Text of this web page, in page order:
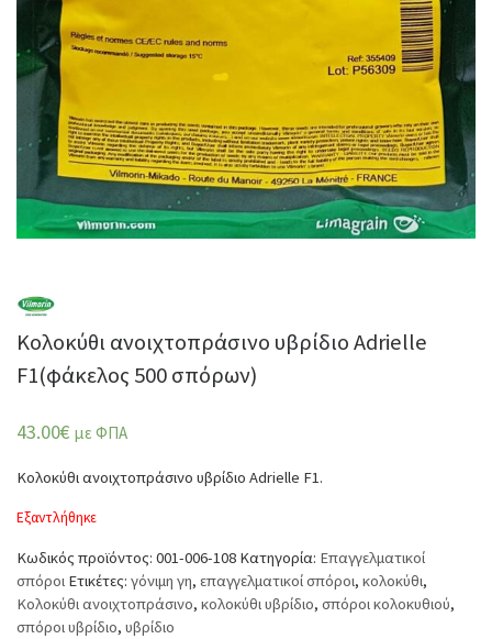
Κολοκύθι ανοιχτοπράσινο υβρίδιο Adrielle
F1(φάκελος 500 σπόρων)
43.00€ με ΦΠΑ
Κολοκύθι ανοιχτοπράσινο υβρίδιο Adrielle F1.
Εξαντλήθηκε
Κωδικός προϊόντος: 001-006-108 Κατηγορία: Επαγγελματικοί
σπόροι Ετικέτες: γόνιμη γη, επαγγελματικοί σπόροι, κολοκύθι,
Κολοκύθι ανοιχτοπράσινο, κολοκύθι υβρίδιο, σπόροι κολοκυθιού,
σπόροι υβρίδιο, υβρίδιο